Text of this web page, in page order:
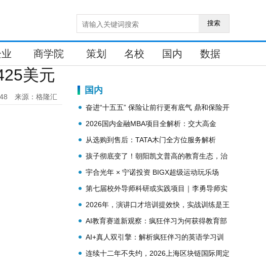
搜索
商学院 策划 名校 国内 数据
美元
来源：格隆汇
国内
奋进“十五五” 保险让前行更有底气 鼎和保险开
展“7.8全国保险公众宣传日”系列活动
2026国内金融MBA项目全解析：交大高金
MBA三地联动布局与培养体系详解
从选购到售后：TATA木门全方位服务解析
孩子彻底变了！朝阳凯文普高的教育生态，治
愈了妈妈们的内耗和焦虑
宇合光年 × 宁诺投资 BIGX超级运动玩乐场
第七届校外导师科研或实践项目｜李勇导师实
践项目启动：三个月“爆款”实战，锻造不可替
代的运营硬实力
2026年，演讲口才培训提效快，实战训练是王
道
AI教育赛道新观察：疯狂伴习为何获得教育部
素质教育推荐
AI+真人双引擎：解析疯狂伴习的英语学习训
练体系
连续十二年不失约，2026上海区块链国际周定